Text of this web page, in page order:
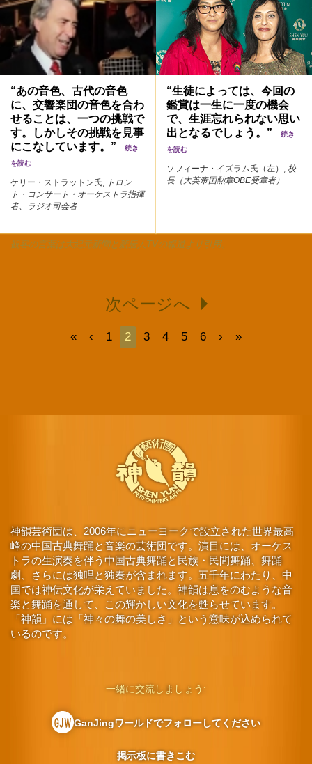
“あの音色、古代の音色
に、交響楽団の音色を合わ
せることは、一つの挑戦で
す。しかしその挑戦を見事
にこなしています。”
続き
を読む
ケリー・ストラットン氏, トロン
ト・コンサート・オーケストラ指揮
者、ラジオ司会者
“生徒によっては、今回の
鑑賞は一生に一度の機会
で、生涯忘れられない思い
出となるでしょう。”続き
を読む
ソフィーナ・イズラム氏（左）,校
長（大英帝国勲章OBE受章者）
観客の言葉は大紀元新聞と新唐人TVの報道より引用。
次ページへ
« ‹ 1 2 3 4 5 6 › »
神韻芸術団は、2006年にニューヨークで設立された世界最高
峰の中国古典舞踊と音楽の芸術団です。演目には、オーケス
トラの生演奏を伴う中国古典舞踊と民族・民間舞踊、舞踊
劇、さらには独唱と独奏が含まれます。五千年にわたり、中
国では神伝文化が栄えていました。神韻は息をのむような音
楽と舞踊を通して、この輝かしい文化を甦らせています。
「神韻」には「神々の舞の美しさ」という意味が込められて
いるのです。
一緒に交流しましょう:
GanJingワールドでフォローしてください
掲示板に書きこむ